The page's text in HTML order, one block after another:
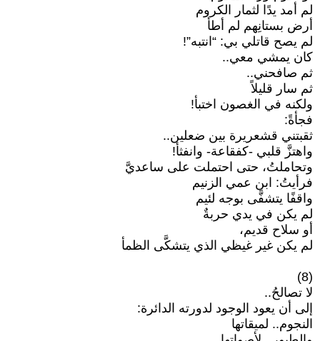
لم أمد يدًا لثمار الكروم
أرض بستانِهم لم أطأ
لم يصح قاتلي بي: “انتبه”!
كان يمشي معي..
ثم صافحني..
ثم سار قليلاً
ولكنه في الغصون اختبأ!
فجأةً:
ثقبتني قشعريرة بين ضعلين..
واهتزَّ قلبي -كفقاعة- وانفثأ!
وتحاملتُ، حتى احتملت على ساعديَّ
فرأيتُ: ابن عمي الزنيم
واقفًا يتشفَّى بوجه لئيم
لم يكن في يدي حربةٌ
أو سلاح قديم،
لم يكن غير غيظي الذي يتشكَّى الظمأ
(8)
لا تصالحُ..
إلى أن يعود الوجود لدورته الدائرة:
النجوم.. لميقاتها